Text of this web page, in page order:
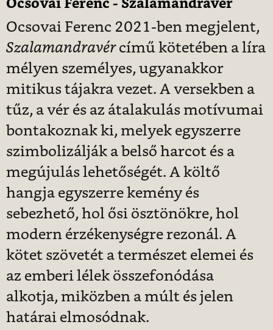
Ocsovai Ferenc - Szalamandravér
Ocsovai Ferenc 2021-ben megjelent,
Szalamandravércímű kötetében a líra
mélyen személyes, ugyanakkor
mitikus tájakra vezet. A versekben a
tűz, a vér és az átalakulás motívumai
bontakoznak ki, melyek egyszerre
szimbolizálják a belső harcot és a
megújulás lehetőségét. A költő
hangja egyszerre kemény és
sebezhető, hol ősi ösztönökre, hol
modern érzékenységre rezonál. A
kötet szövetét a természet elemei és
az emberi lélek összefonódása
alkotja, miközben a múlt és jelen
határai elmosódnak.